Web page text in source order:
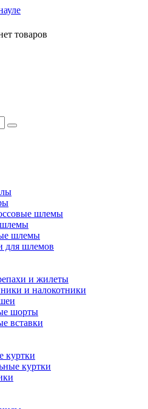
товаров
шлемы
шлемы
для шлемов
и жилеты
и налокотники
шорты
вставки
куртки
куртки